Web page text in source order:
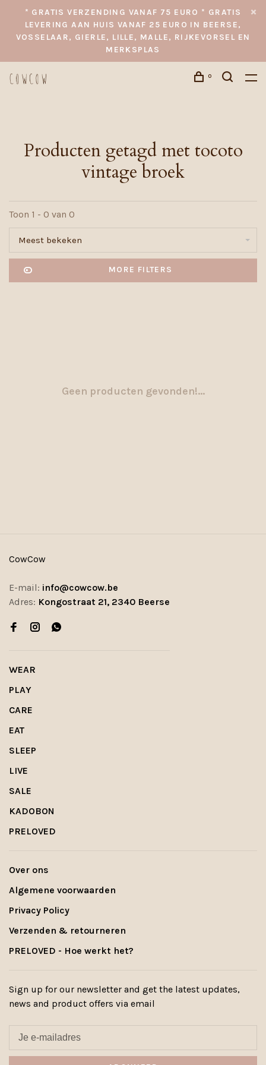
* GRATIS VERZENDING VANAF 75 EURO * GRATIS
LEVERING AAN HUIS VANAF 25 EURO IN BEERSE,
VOSSELAAR, GIERLE, LILLE, MALLE, RIJKEVORSEL EN
MERKSPLAS
0
Producten getagd met tocoto
vintage broek
Toon 1 - 0 van 0
Meest bekeken
MORE FILTERS
Geen producten gevonden!...
CowCow
E-mail: info@cowcow.be
Adres: Kongostraat 21, 2340 Beerse
WEAR
PLAY
CARE
EAT
SLEEP
LIVE
SALE
KADOBON
PRELOVED
Over ons
Algemene voorwaarden
Privacy Policy
Verzenden & retourneren
PRELOVED - Hoe werkt het?
Sign up for our newsletter and get the latest updates,
news and product offers via email